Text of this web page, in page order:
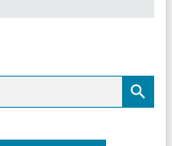
Search Button